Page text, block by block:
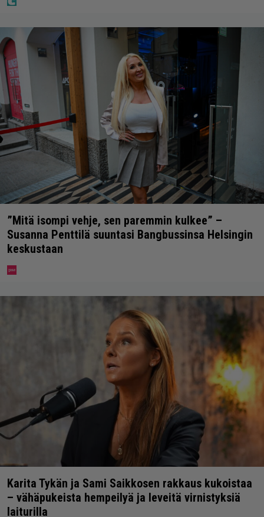
”Mitä isompi vehje, sen paremmin kulkee” –
Susanna Penttilä suuntasi Bangbussinsa Helsingin
keskustaan
Karita Tykän ja Sami Saikkosen rakkaus kukoistaa
– vähäpukeista hempeilyä ja leveitä virnistyksiä
laiturilla